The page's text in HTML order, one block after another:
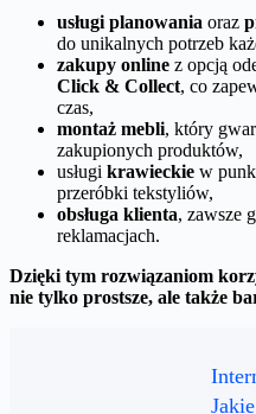
usługi planowania oraz
do unikalnych potrzeb
zakupy online z opcją
Click & Collect, co
czas,
montaż mebli, który
zakupionych produktów,
usługi krawieckie w
przeróbki tekstyliów,
obsługa klienta, zawsze
reklamacjach.
Dzięki tym rozwiązaniom
nie tylko prostsze, ale także